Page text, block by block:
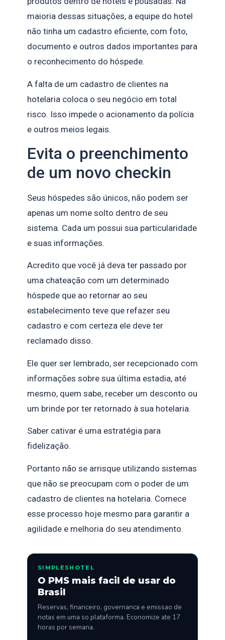
maioria dessas situações, a equipe do hotel
não tinha um cadastro eficiente, com foto,
documento e outros dados importantes para
o reconhecimento do hóspede.
A falta de um cadastro de clientes na
hotelaria coloca o seu negócio em total
risco. Isso impede o acionamento da polícia
e outros meios legais.
Evita o preenchimento
de um novo checkin
Seus hóspedes são únicos, não podem ser
apenas um nome solto dentro de seu
sistema. Cada um possui sua particularidade
e suas informações.
Acredito que você já deva ter passado por
uma chateação com um determinado
hóspede que ao retornar ao seu
estabelecimento teve que refazer seu
cadastro e com certeza ele deve ter
reclamado disso.
Ele quer ser lembrado, ser recepcionado com
informações sobre sua última estadia, até
mesmo, quem sabe, receber um desconto ou
um brinde por ter retornado à sua hotelaria.
Saber cativar é uma estratégia para
fidelização.
Portanto não se arrisque utilizando sistemas
que não se preocupam com o poder de um
cadastro de clientes na hotelaria. Comece
esse processo hoje mesmo para garantir a
agilidade e melhoria do seu atendimento.
SIMPLESHOTEL
O PMS mais facil de usar do
Brasil
Reservas, financeiro, governanca e emissao de
notas em uma so plataforma. Economize ate 17
horas por semana.